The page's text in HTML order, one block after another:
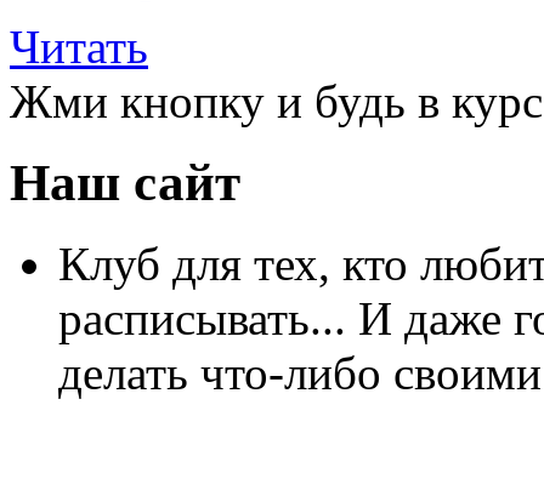
Читать
Жми кнопку и будь в
Наш сайт
Клуб для тех, кто
расписывать... И даже
делать что-либо